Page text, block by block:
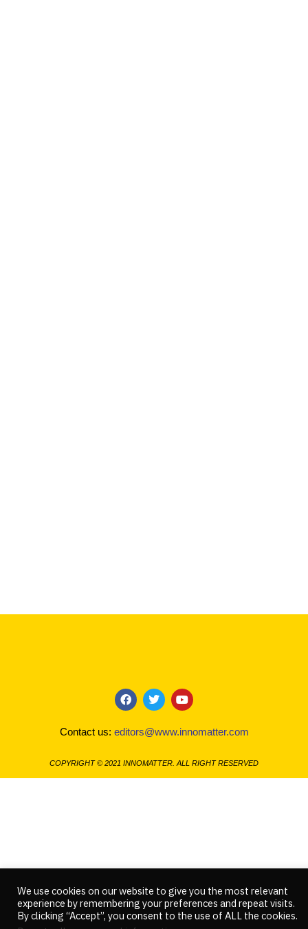
F
a
c
e
o
o
k
T
w
i
t
e
r
Y
o
u
t
b
e
Contact us: editors@www.innomatter.com
COPYRIGHT © 2021 INNOMATTER. ALL RIGHT RESERVED
We use cookies on our website to give you the most relevant
experience by remembering your preferences and repeat visits.
By clicking “Accept”, you consent to the use of ALL the cookies.